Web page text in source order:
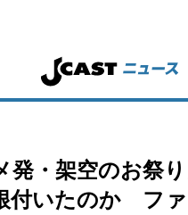
発・架空のお祭
付いたのか フ